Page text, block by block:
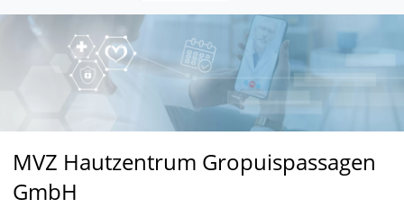
Finden
MVZ Hautzentrum Gropuispassagen
GmbH